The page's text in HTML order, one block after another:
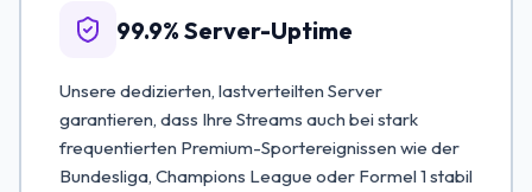
99.9% Server-Uptime
Unsere dedizierten, lastverteilten Server
garantieren, dass Ihre Streams auch bei stark
frequentierten Premium-Sportereignissen wie der
Bundesliga, Champions League oder Formel 1 stabil